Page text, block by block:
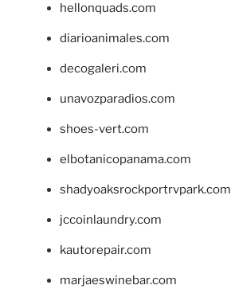
hellonquads.com
diarioanimales.com
decogaleri.com
unavozparadios.com
shoes-vert.com
elbotanicopanama.com
shadyoaksrockportrvpark.com
jccoinlaundry.com
kautorepair.com
marjaeswinebar.com